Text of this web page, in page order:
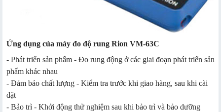
Ứng dụng của máy đo độ rung Rion VM-63C
- Phát triển sản phẩm - Đo rung động ở các giai đoạn phát triển sản
phẩm khác nhau
- Đảm bảo chất lượng - Kiểm tra trước khi giao hàng, sau khi cài
đặt
- Bảo trì - Khởi động thử nghiệm sau khi bảo trì và bảo dưỡng